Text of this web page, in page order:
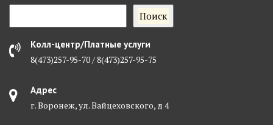
Поиск
Колл-центр/Платные услуги
8(473)257-95-70 / 8(473)257-95-75
Адрес
г. Воронеж, ул. Вайцеховского, д 4